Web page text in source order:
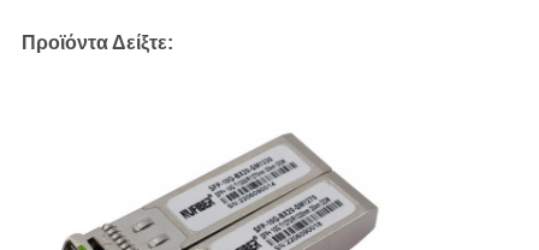
Προϊόντα Δείξτε: